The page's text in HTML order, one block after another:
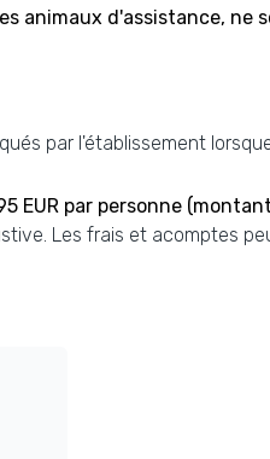
animaux d'assistance,
par l'établissement
EUR par personne
Les frais et acomptes